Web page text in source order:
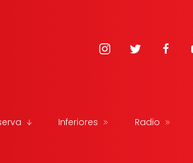
Inferiores Radio